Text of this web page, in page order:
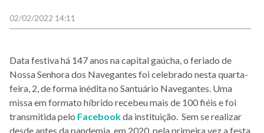
02/02/2022 14:11
Data festiva há 147 anos na capital gaúcha, o feriado de
Nossa Senhora dos Navegantes foi celebrado nesta quarta-
feira, 2, de forma inédita no Santuário Navegantes. Uma
missa em formato híbrido recebeu mais de 100 fiéis e foi
transmitida pelo Facebookda instituição. Sem se realizar
desde antes da pandemia, em 2020, pela primeira vez a festa